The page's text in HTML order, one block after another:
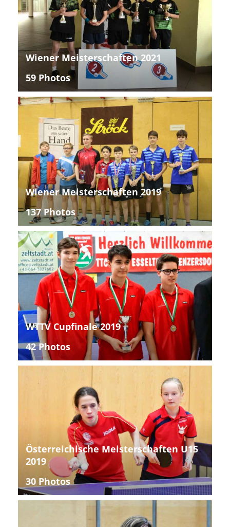
Wiener Meisterschaften 2021
59 Photos
Wiener Meisterschaften 2019
137 Photos
WTTV Cupfinale 2019
42 Photos
Österreichische Meisterschaften U15
2019
30 Photos